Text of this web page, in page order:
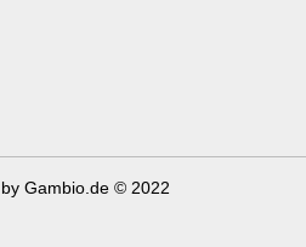
Gambio.de © 2022